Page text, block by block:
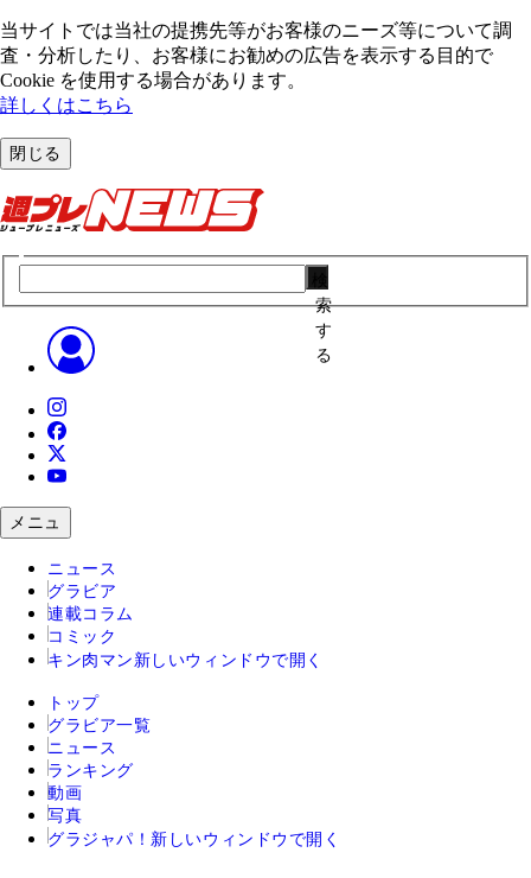
当サイトでは当社の提携先等がお客様のニーズ等について調
査・分析したり、お客様にお勧めの広告を表⽰する⽬的で
Cookie を使⽤する場合があります。
詳しくはこちら
閉じる
索
す
る
メニュ
ニュース
グラビア
連載コラム
コミック
キン肉マン 新しいウィンドウで開く
トップ
グラビア一覧
ニュース
ランキング
動画
写真
グラジャパ！ 新しいウィンドウで開く